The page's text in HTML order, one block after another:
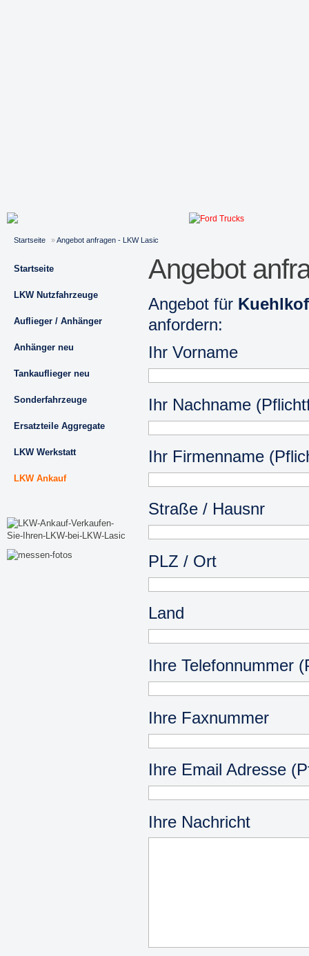
Startseite »Angebot anfragen - LKW Lasic
Startseite
LKW Nutzfahrzeuge
Auflieger / Anhänger
Anhänger neu
Tankauflieger neu
Sonderfahrzeuge
Ersatzteile Aggregate
LKW Werkstatt
LKW Ankauf
Angebot
Angebot für
anfordern:
Ihr Vorname
Ihr Nachname
Ihr Firmenname
Straße / Hausnr
PLZ / Ort
Land
Ihre Telefonnummer
Ihre Faxnummer
Ihre Email Adresse
Ihre Nachricht